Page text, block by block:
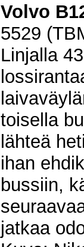
Volvo
5529
Linjalla
toisella
lähteä
ihan
bussiin,
jatkaa